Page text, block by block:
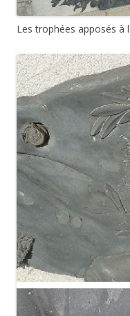
Les trophées apposés à